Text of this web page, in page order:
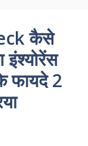
कैसे
इंश्योरेंस
फायदे 2